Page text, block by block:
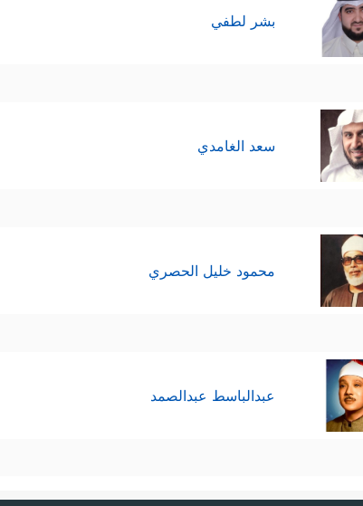
بشر لطفي
سعد الغامدي
محمود خليل الحصري
عبدالباسط عبدالصمد